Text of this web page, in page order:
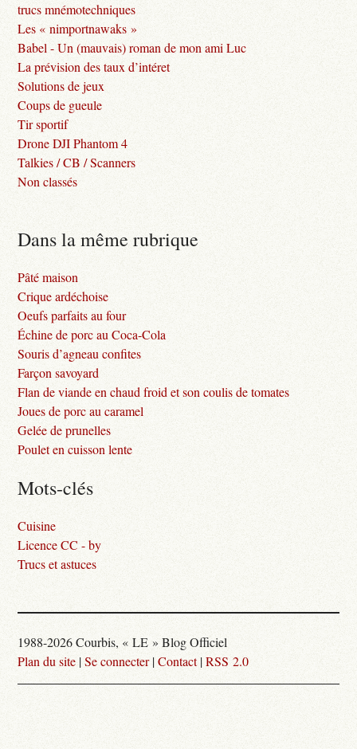
trucs mnémotechniques
Les « nimportnawaks »
Babel - Un (mauvais) roman de mon ami Luc
La prévision des taux d’intéret
Solutions de jeux
Coups de gueule
Tir sportif
Drone DJI Phantom 4
Talkies / CB / Scanners
Non classés
Dans la même rubrique
Pâté maison
Crique ardéchoise
Oeufs parfaits au four
Échine de porc au Coca-Cola
Souris d’agneau confites
Farçon savoyard
Flan de viande en chaud froid et son coulis de tomates
Joues de porc au caramel
Gelée de prunelles
Poulet en cuisson lente
Mots-clés
Cuisine
Licence CC - by
Trucs et astuces
1988-2026 Courbis, « LE » Blog Officiel
Plan du site |Se connecter|Contact|RSS 2.0